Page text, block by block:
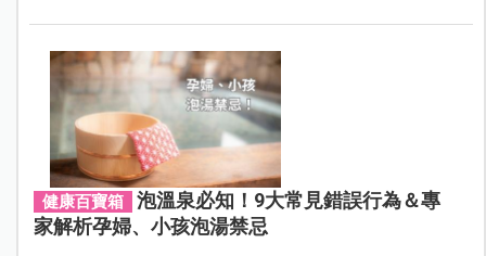
健康百寶箱
泡溫泉必知！9大常見錯誤行為＆專
家解析孕婦、小孩泡湯禁忌